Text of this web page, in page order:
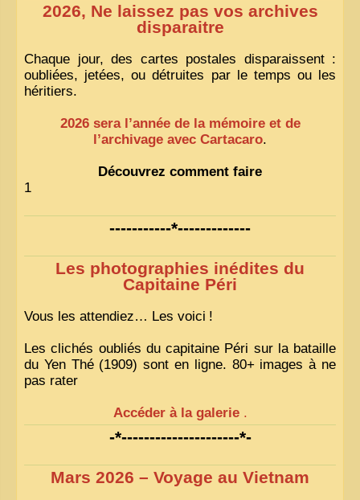
2026, Ne laissez pas vos archives
disparaitre
Chaque jour, des cartes postales disparaissent :
oubliées, jetées, ou détruites par le temps ou les
héritiers.
2026 sera l’année de la mémoire et de
l’archivage avec Cartacaro.
Découvrez comment faire
1
-----------*-------------
Les photographies inédites du
Capitaine Péri
Vous les attendiez… Les voici !
Les clichés oubliés du capitaine Péri sur la bataille
du Yen Thé (1909) sont en ligne. 80+ images à ne
pas rater
Accéder à la galerie .
-*---------------------*-
Mars 2026 – Voyage au Vietnam